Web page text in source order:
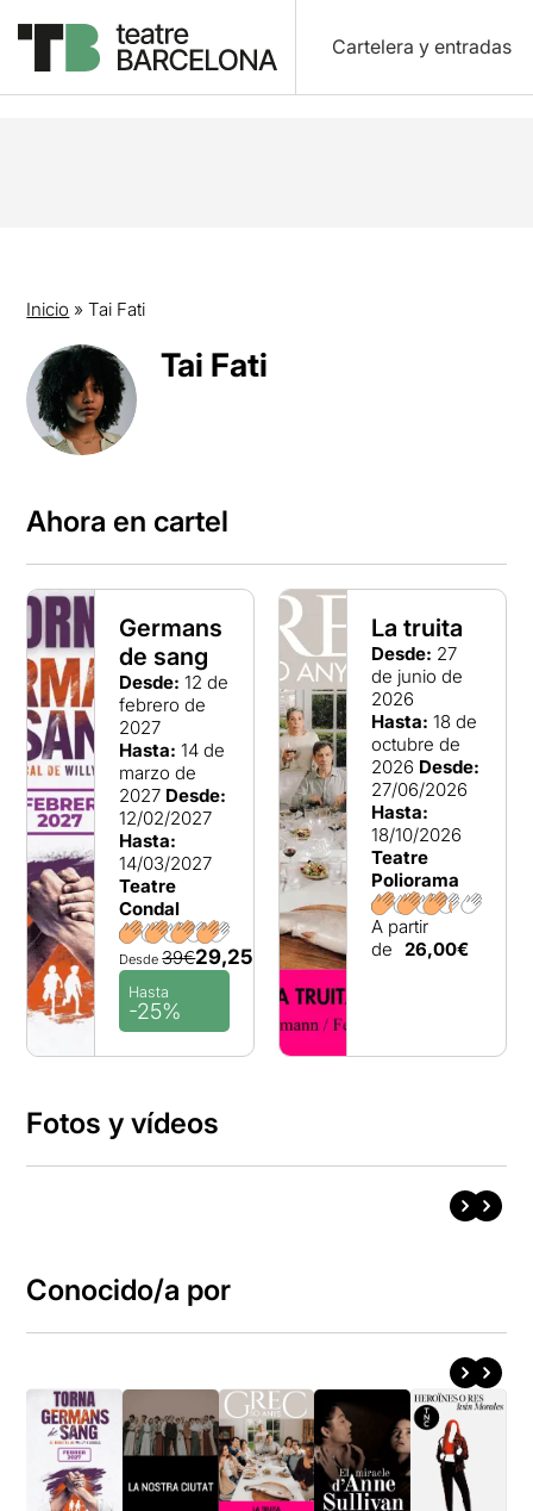
Cartelera y entradas
Inicio »Tai Fati
Tai Fati
Ahora en cartel
Germans
de sang
Desde: 12 de
febrero de
2027
Hasta: 14 de
marzo de
2027 Desde:
12/02/2027
Hasta:
14/03/2027
Teatre
Condal
Desde39€29,25€
Hasta
-25%
La truita
Desde: 27
de junio de
2026
Hasta: 18 de
octubre de
2026 Desde:
27/06/2026
Hasta:
18/10/2026
Teatre
Poliorama
A partir
de
26,00€
Fotos y vídeos
Conocido/a por